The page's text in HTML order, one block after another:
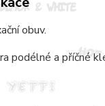
obuv.
podélné a příčné